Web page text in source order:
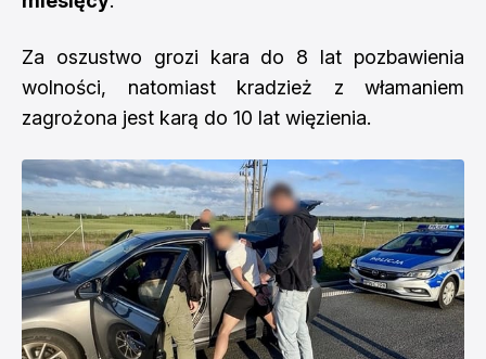
Za oszustwo grozi kara do 8 lat pozbawienia
wolności, natomiast kradzież z włamaniem
zagrożona jest karą do 10 lat więzienia.